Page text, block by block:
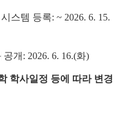
스템 등록: ~ 2026. 6. 15.
개: 2026. 6. 16.(화)
학사일정 등에 따라 변경